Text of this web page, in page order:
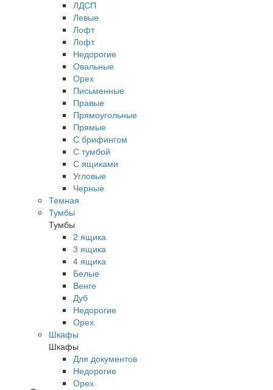
ЛДСП
Левые
Лофт
Лофт
Недорогие
Овальные
Орех
Письменные
Правые
Прямоугольные
Прямые
С брифингом
С тумбой
С ящиками
Угловые
Черные
Темная
Тумбы
Тумбы
2 ящика
3 ящика
4 ящика
Белые
Венге
Дуб
Недорогие
Орех
Шкафы
Шкафы
Для документов
Недорогие
Орех